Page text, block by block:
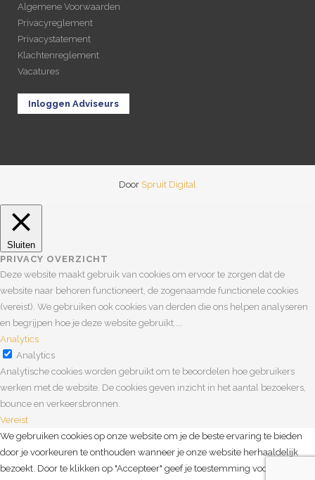
Algemene Voorwaarden
Privacyreglement
Privacystatement
Klachtenreglement
Vacatures
Inloggen Adviseurs
Door Spruit Digital
We gebruiken cookies op onze website om je de beste ervaring te bieden
door je voorkeuren te onthouden wanneer je onze website herhaaldelijk
bezoekt. Door te klikken op "Accepteer" geef je toestemming voor alle
Sluiten
PRIVACY OVERZICHT
Deze website maakt gebruik van cookies om ervoor te zorgen dat de
website naar behoren functioneert, de zogenaamde functionele cookies
(vereist). We gebruiken ook cookies van derden die ons helpen analyseren
en begrijpen hoe je deze website gebruikt.
Analytics
Analytics
Analytische cookies worden gebruikt om te beoordelen hoe gebruikers
werken met de website. De cookies geven inzicht in het aantal bezoekers,
bounce en verkeersbronnen.
Vereist
Vereist
Vereiste cookies zorgen ervoor dat de website naar behoren werkt. Deze
cookies zorgen voor basisfunctionaliteiten en veiligheid van de website. Dit